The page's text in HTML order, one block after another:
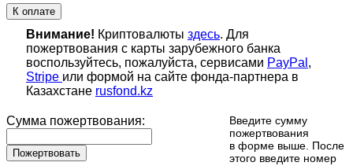
К оплате
Внимание! Криптовалюты здесь. Для
пожертвования с карты зарубежного банка
воспользуйтесь, пожалуйста, сервисами PayPal ,
Stripe или формой на сайте фонда-партнера в
Казахстане rusfond.kz
Сумма пожертвования:
Пожертвовать
Введите сумму
пожертвования
в форме выше. После
этого введите номер